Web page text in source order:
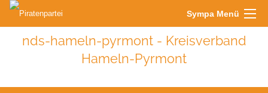
Sympa Menü
nds-hameln-pyrmont - Kreisverband
Hameln-Pyrmont